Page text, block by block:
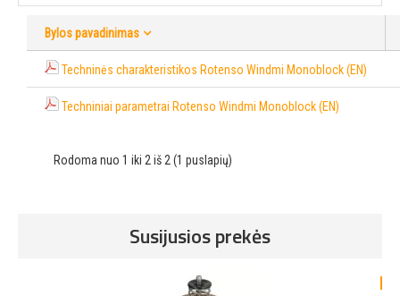
Bylos pavadinimas
Techninės charakteristikos Rotenso Windmi Monoblock (EN)
Techniniai parametrai Rotenso Windmi Monoblock (EN)
Rodoma nuo 1 iki 2 iš 2 (1 puslapių)
Susijusios prekės